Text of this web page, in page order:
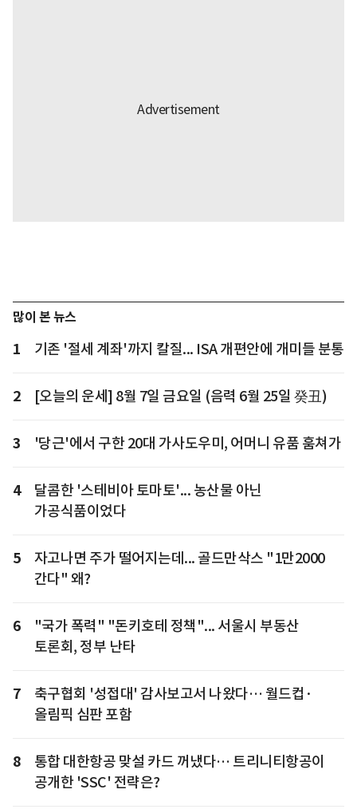
많이 본 뉴스
1 기존 '절세 계좌'까지 칼질... ISA 개편안에 개미들 분통
2 [오늘의 운세] 8월 7일 금요일 (음력 6월 25일 癸丑)
3 '당근'에서 구한 20대 가사도우미, 어머니 유품 훔쳐가
4
달콤한 '스테비아 토마토'... 농산물 아닌
가공식품이었다
5
자고나면 주가 떨어지는데... 골드만삭스 "1만2000
간다" 왜?
6
"국가 폭력" "돈키호테 정책"... 서울시 부동산
토론회, 정부 난타
7
축구협회 '성접대' 감사보고서 나왔다… 월드컵·
올림픽 심판 포함
8
통합 대한항공 맞설 카드 꺼냈다… 트리니티항공이
공개한 'SSC' 전략은?